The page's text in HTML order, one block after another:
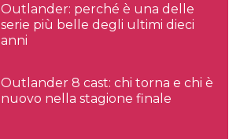
Outlander: perché è una delle
serie più belle degli ultimi dieci
anni
Outlander 8 cast: chi torna e chi è
nuovo nella stagione finale